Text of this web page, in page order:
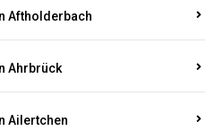
Aftholderbach
Ahrbrück
Ailertchen